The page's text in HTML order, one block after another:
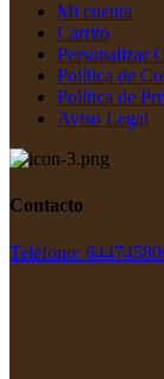
Mi cuenta
Carrito
Personalizar
Política de
Política de
Aviso Legal
Contacto
Teléfono: